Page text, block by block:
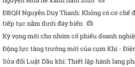
ĐBQH Nguyễn Duy Thanh: Không có cơ chế
tiếp tục nằm dưới đáy biển
Kỳ vọng mới cho nhóm cổ phiếu doanh
Động lực tăng trưởng mới của cụm Khí -
Sửa đổi Luật Dầu khí: Thiết lập hành lang